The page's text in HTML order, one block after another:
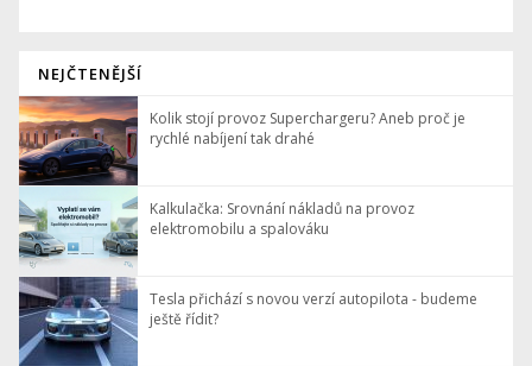
NEJČTENĚJŠÍ
Kolik stojí provoz Superchargeru? Aneb proč je
rychlé nabíjení tak drahé
Kalkulačka: Srovnání nákladů na provoz
elektromobilu a spalováku
Tesla přichází s novou verzí autopilota - budeme
ještě řídit?